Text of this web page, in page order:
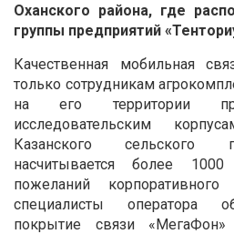
Оханского района, где
группы предприятий
Качественная мобильная
только сотрудникам
на его территории
исследовательским
Казанского сельского
насчитывается более
пожеланий корпоративного
специалисты оператора
покрытие связи